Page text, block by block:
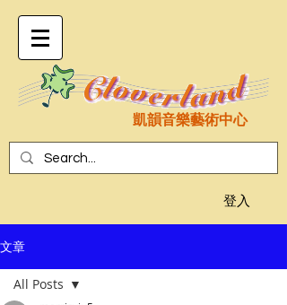
凱韻音樂藝術中心
登入
文章
All Posts